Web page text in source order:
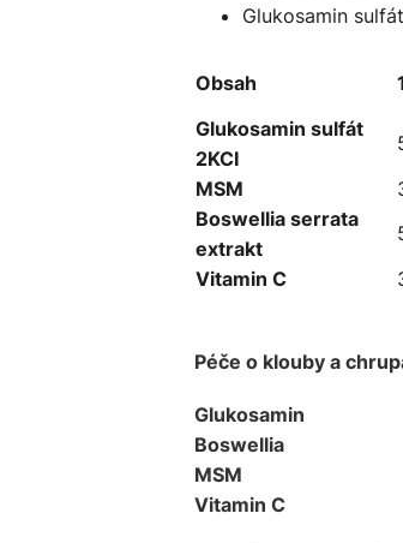
Glukosamin
Obsah
Glukosamin sulfát
2KCI
MSM
Boswellia serrata
extrakt
Vitamin C
Péče o klouby a
Glukosamin
Boswellia
MSM
Vitamin C